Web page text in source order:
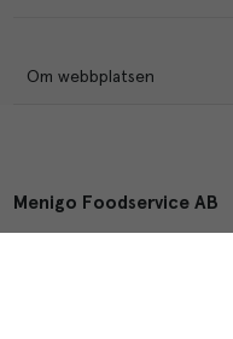
Om webbplatsen
Menigo Foodservice AB